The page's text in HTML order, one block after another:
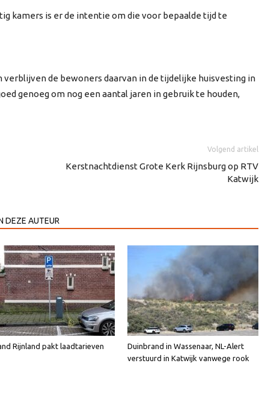
kamers is er de intentie om die voor bepaalde tijd te
verblijven de bewoners daarvan in de tijdelijke huisvesting in
genoeg om nog een aantal jaren in gebruik te houden,
Volgend artikel
Kerstnachtdienst Grote Kerk Rijnsburg op RTV
Katwijk
DEZE AUTEUR
Rijnland pakt laadtarieven
Duinbrand in Wassenaar, NL-Alert
verstuurd in Katwijk vanwege rook